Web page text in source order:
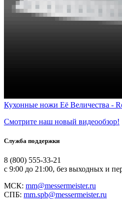
Кухонные ножи Её Величества -
Смотрите наш новый видеообзор!
Служба поддержки
8 (800) 555-33-21
с 9:00 до 21:00, без выходных и
МСК: mm@messermeister.ru
СПБ: mm.spb@messermeister.ru